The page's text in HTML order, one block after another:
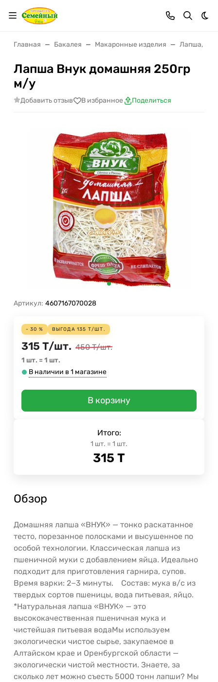
Главная Бакалея Макаронные изделия Лапша,
Лапша Внук домашняя 250гр
м/у
Добавить отзыв В избранное Поделиться
Артикул: 4607167070028
- 30 % ВЫГОДА 135 Т/ШТ.
315 Т/шт. 450 Т/шт.
1 шт. = 1 шт.
В наличии в 1 магазине
В корзину
Итого:
1 шт. = 1 шт.
315 Т
Обзор
Домашняя лапша «ВНУК» — тонко раскатанное
тесто, порезанное полосками и высушенное по
особой технологии. Классическая лапша из
пшеничной муки с добавлением яйца. Идеально
подходит для приготовления гарнира, супов.
Время варки: 2−3 минуты.⠀ Состав: мука в/с из
твердых сортов пшеницы, вода питьевая, яйцо.
*Натуральная лапша «ВНУК» — это
высококачественная пшеничная мука и
чистейшая питьевая водаМы используем
экологически чистое сырье, закупаемое в
Алтайском крае и Оренбургской области —
экологически чистой местности. Знаете, за
сколько лет можно съесть 5000 тонн лапши? Мы